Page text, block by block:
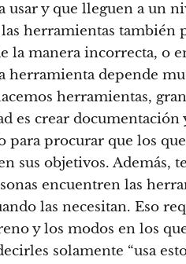
usar y que lleguen a un
herramientas también
la manera incorrecta, o
herramienta depende
herramientas,
es crear documentación
para procurar que los
sus objetivos. Además,
encuentren las
las necesitan. Eso
y los modos en los
solamente “usa